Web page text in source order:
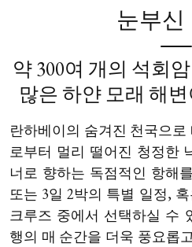
눈부신
약 300여 개의 석회
많은 하얀 모래 해
란하베이의 숨겨진 천국으
로부터 멀리 떨어진 청정한
너로 향하는 독점적인 항해
또는 3일 2박의 특별 일정,
크루즈 중에서 선택하실 수
행의 매 순간을 더욱 풍요롭